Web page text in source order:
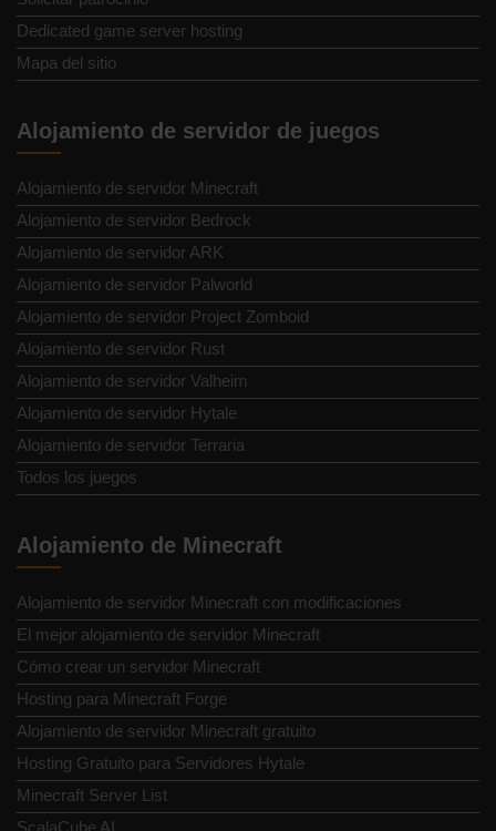
Dedicated game server hosting
Mapa del sitio
Alojamiento de servidor de juegos
Alojamiento de servidor Minecraft
Alojamiento de servidor Bedrock
Alojamiento de servidor ARK
Alojamiento de servidor Palworld
Alojamiento de servidor Project Zomboid
Alojamiento de servidor Rust
Alojamiento de servidor Valheim
Alojamiento de servidor Hytale
Alojamiento de servidor Terraria
Todos los juegos
Alojamiento de Minecraft
Alojamiento de servidor Minecraft con modificaciones
El mejor alojamiento de servidor Minecraft
Cómo crear un servidor Minecraft
Hosting para Minecraft Forge
Alojamiento de servidor Minecraft gratuito
Hosting Gratuito para Servidores Hytale
Minecraft Server List